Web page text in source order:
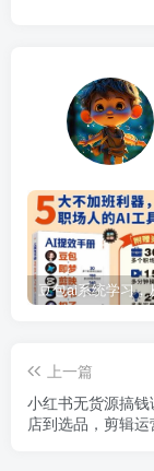
上一篇
小红书无货源搞
店到选品，剪辑